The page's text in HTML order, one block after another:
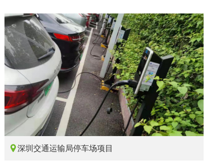
深圳交通运输局停车场项目